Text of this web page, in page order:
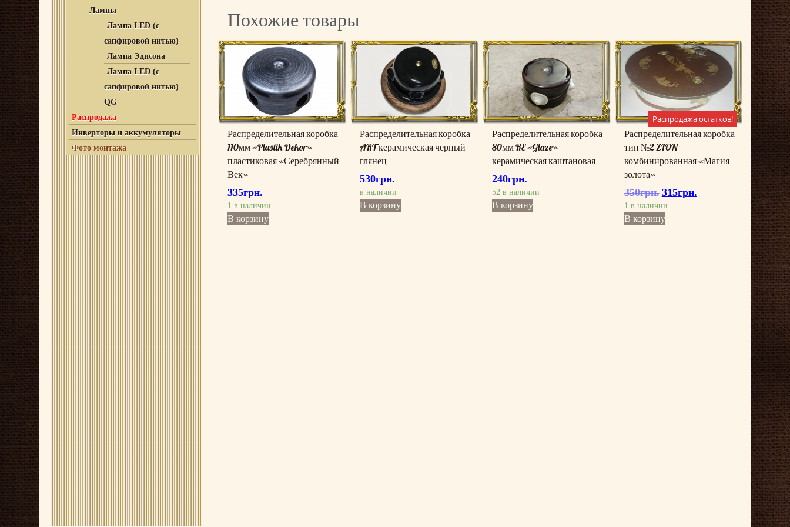
Лампы
Лампа LED (с
сапфировой нитью)
Лампа Эдисона
Лампа LED (с
сапфировой нитью)
QG
Распродажа
Инверторы и аккумуляторы
Фото монтажа
е
к
я
к
о
р
и
е
в
а
Похожие товары
Распределительная коробка
110мм «Plastik Dekor»
пластиковая «Серебрянный
Век»
335грн.
1 в наличии
В корзину
Распределительная коробка
ART керамическая черный
глянец
530грн.
в наличии
В корзину
Распределительная коробка
80мм RE «Glaze»
керамическая каштановая
240грн.
52 в наличии
В корзину
Распродажа остатков!
Распределительная коробка
тип №2 ZION
комбинированная «Магия
золота»
350грн. Первоначальная
цена
составляла
315грн.
1 в наличии
В корзину